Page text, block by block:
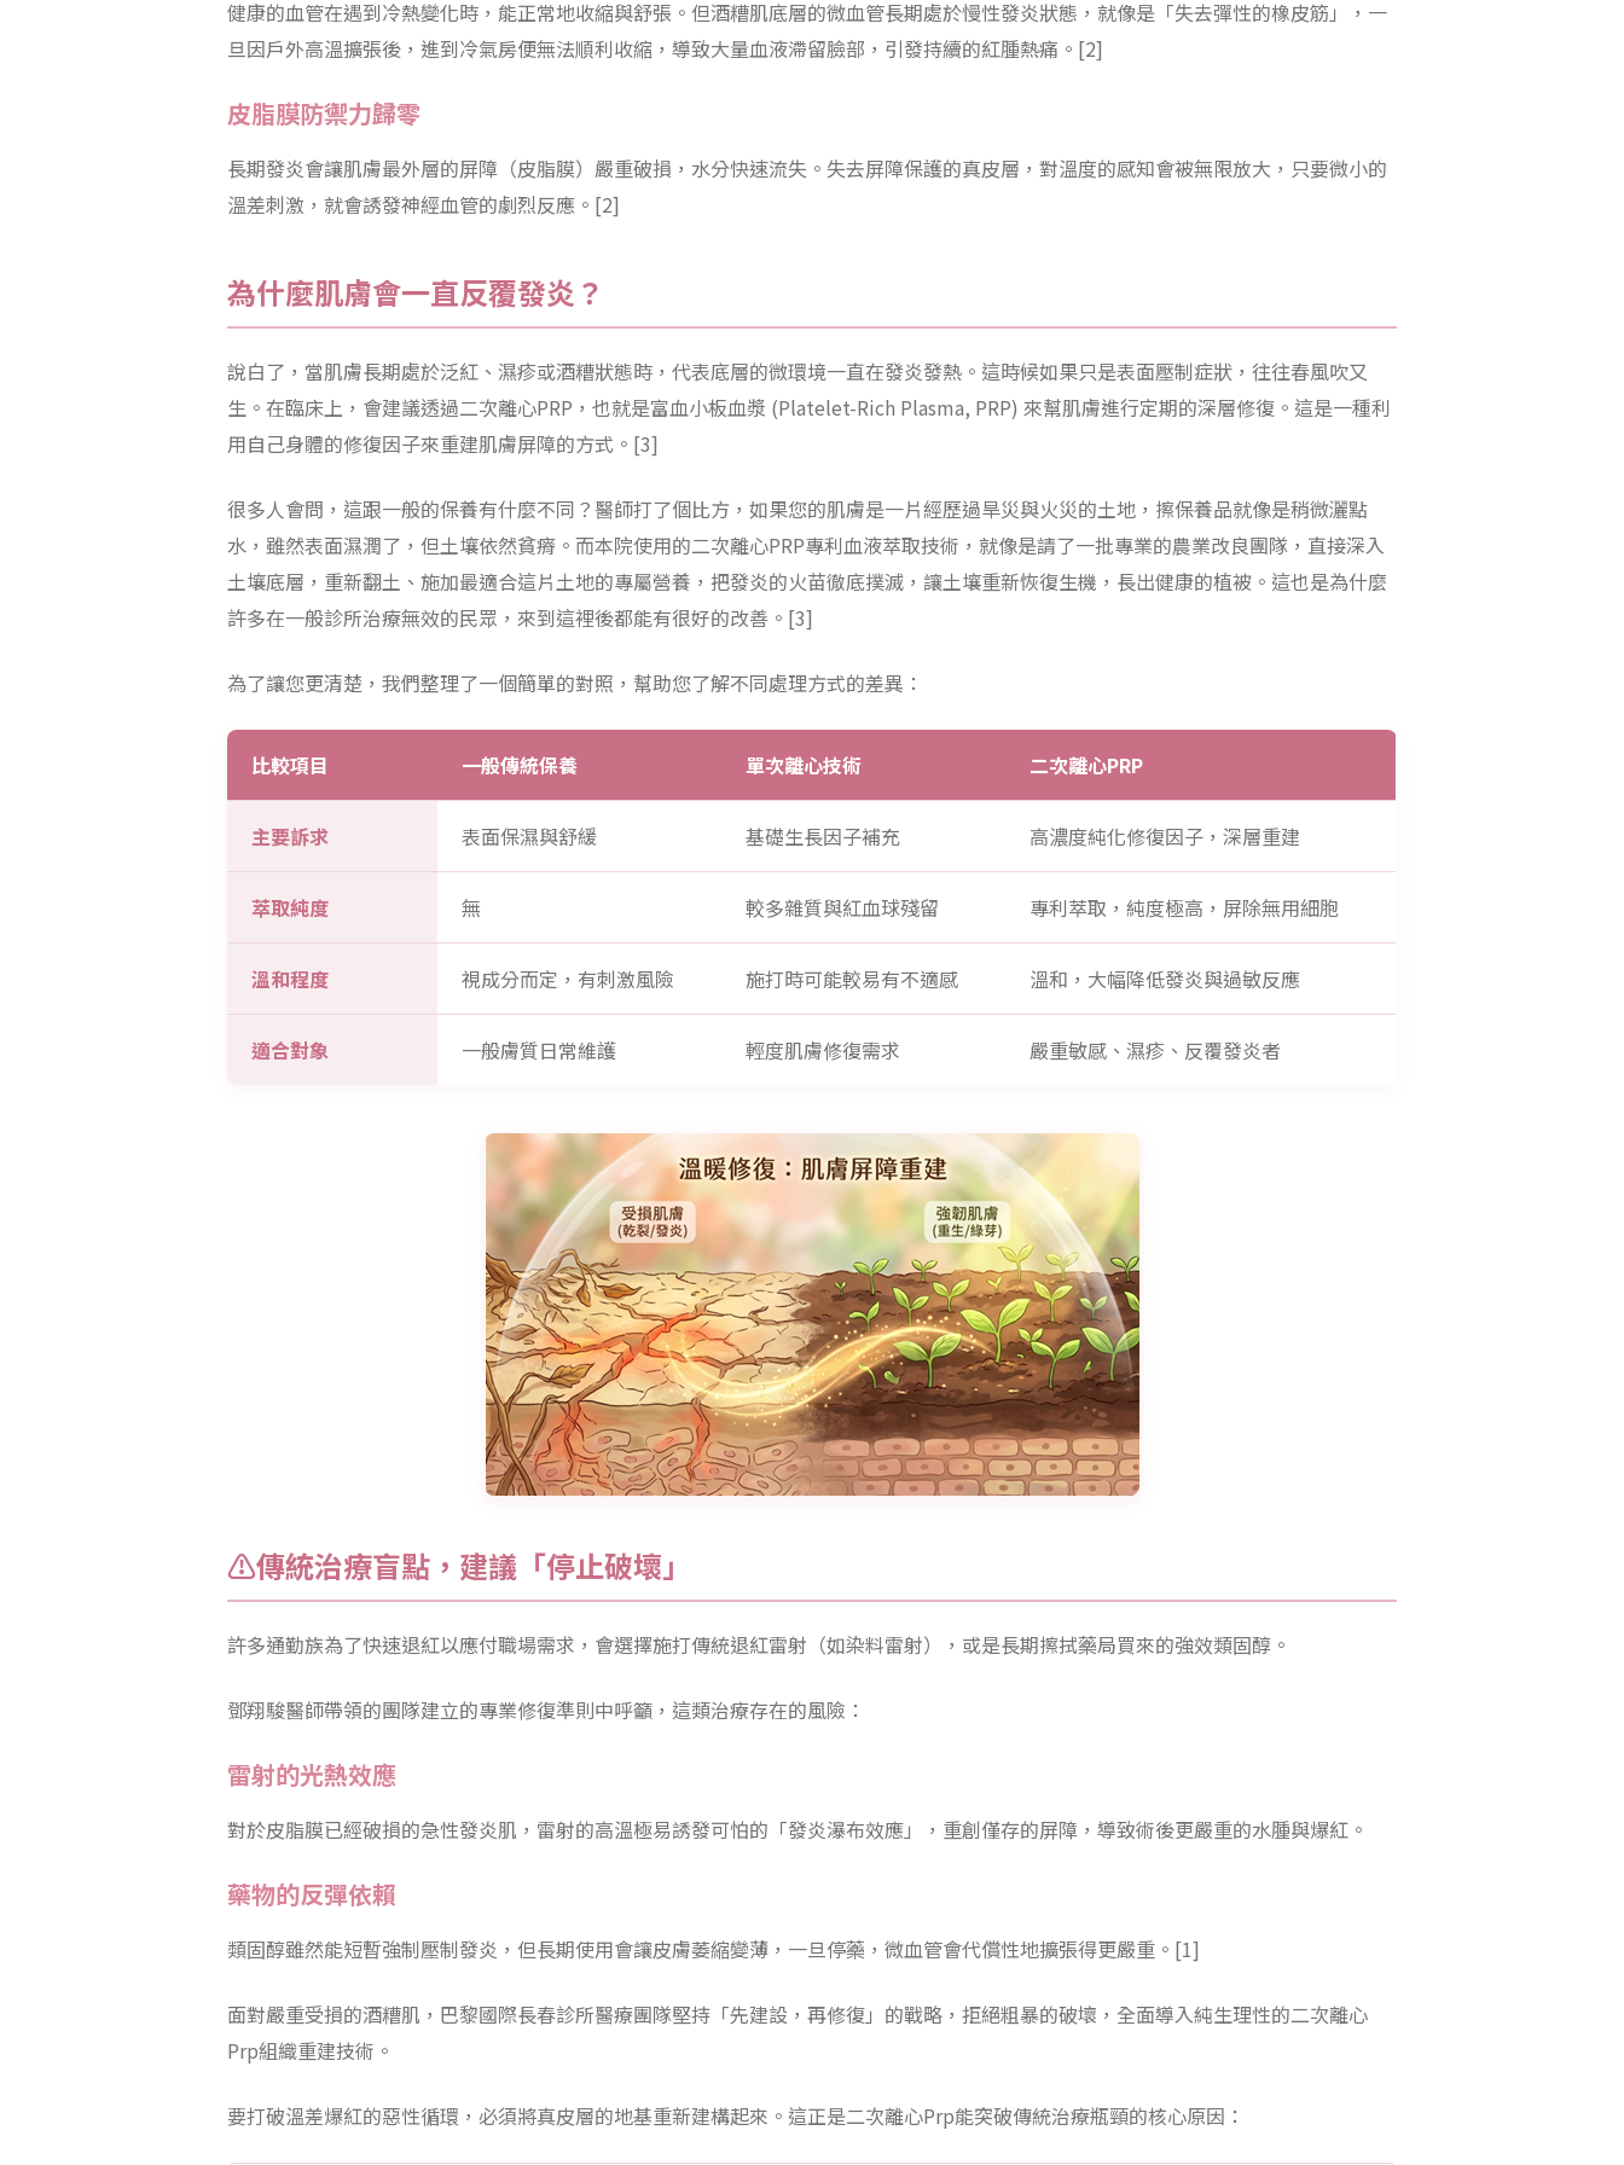
健康的血管在遇到冷熱變化時，能正常地收縮與舒張。但酒糟肌底層的微血管長期處於慢性發炎狀態，就像是「失去彈性的橡皮筋」，一
旦因戶外高溫擴張後，進到冷氣房便無法順利收縮，導致大量血液滯留臉部，引發持續的紅腫熱痛。[2]
皮脂膜防禦力歸零
長期發炎會讓肌膚最外層的屏障（皮脂膜）嚴重破損，水分快速流失。失去屏障保護的真皮層，對溫度的感知會被無限放大，只要微小的
溫差刺激，就會誘發神經血管的劇烈反應。[2]
為什麼肌膚會一直反覆發炎？
說白了，當肌膚長期處於泛紅、濕疹或酒糟狀態時，代表底層的微環境一直在發炎發熱。這時候如果只是表面壓制症狀，往往春風吹又
生。在臨床上，會建議透過二次離心PRP，也就是富血小板血漿 (Platelet-Rich Plasma, PRP) 來幫肌膚進行定期的深層修復。這是一種利
用自己身體的修復因子來重建肌膚屏障的方式。[3]
很多人會問，這跟一般的保養有什麼不同？醫師打了個比方，如果您的肌膚是一片經歷過旱災與火災的土地，擦保養品就像是稍微灑點
水，雖然表面濕潤了，但土壤依然貧瘠。而本院使用的二次離心PRP專利血液萃取技術，就像是請了一批專業的農業改良團隊，直接深入
土壤底層，重新翻土、施加最適合這片土地的專屬營養，把發炎的火苗徹底撲滅，讓土壤重新恢復生機，長出健康的植被。這也是為什麼
許多在一般診所治療無效的民眾，來到這裡後都能有很好的改善。[3]
為了讓您更清楚，我們整理了一個簡單的對照，幫助您了解不同處理方式的差異：
比較項目 一般傳統保養 單次離心技術 二次離心PRP
主要訴求 表面保濕與舒緩 基礎生長因子補充 高濃度純化修復因子，深層重建
萃取純度 無 較多雜質與紅血球殘留 專利萃取，純度極高，屏除無用細胞
溫和程度 視成分而定，有刺激風險 施打時可能較易有不適感 溫和，大幅降低發炎與過敏反應
適合對象 一般膚質日常維護 輕度肌膚修復需求 嚴重敏感、濕疹、反覆發炎者
⚠傳統治療盲點，建議「停止破壞」
許多通勤族為了快速退紅以應付職場需求，會選擇施打傳統退紅雷射（如染料雷射），或是長期擦拭藥局買來的強效類固醇。
鄧翔駿醫師帶領的團隊建立的專業修復準則中呼籲，這類治療存在的風險：
雷射的光熱效應
對於皮脂膜已經破損的急性發炎肌，雷射的高溫極易誘發可怕的「發炎瀑布效應」，重創僅存的屏障，導致術後更嚴重的水腫與爆紅。
藥物的反彈依賴
類固醇雖然能短暫強制壓制發炎，但長期使用會讓皮膚萎縮變薄，一旦停藥，微血管會代償性地擴張得更嚴重。[1]
面對嚴重受損的酒糟肌，巴黎國際長春診所醫療團隊堅持「先建設，再修復」的戰略，拒絕粗暴的破壞，全面導入純生理性的二次離心
Prp組織重建技術。
要打破溫差爆紅的惡性循環，必須將真皮層的地基重新建構起來。這正是二次離心Prp能突破傳統治療瓶頸的核心原因：